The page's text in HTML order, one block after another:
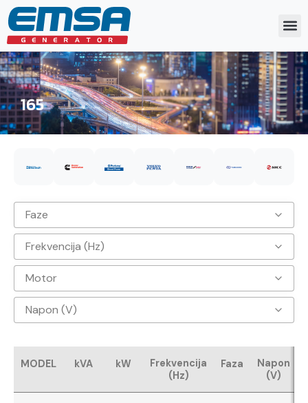
165
Faze
3
Frekvencija (Hz)
50hz
Motor
Baudouin
CUMMINS
Napon (V)
400V
MODEL kVA kW
Frekvencija
(Hz)
Faza
Napon
(V)